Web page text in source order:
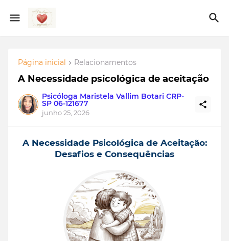
Página inicial Relacionamentos
A Necessidade psicológica de aceitação
Psicóloga Maristela Vallim Botari CRP-
SP 06-121677
junho 25, 2026
A Necessidade Psicológica de Aceitação:
Desafios e Consequências